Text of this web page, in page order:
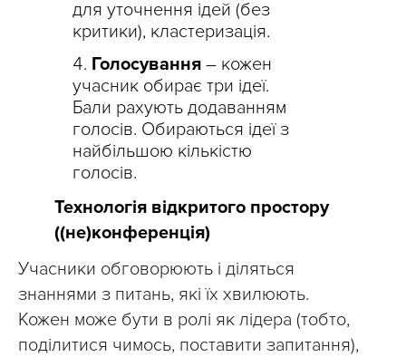
для уточнення ідей (без
критики), кластеризація.
Голосування – кожен
учасник обирає три ідеї.
Бали рахують додаванням
голосів. Обираються ідеї з
найбільшою кількістю
голосів.
Технологія відкритого простору
((не)конференція)
Учасники обговорюють і діляться
знаннями з питань, які їх хвилюють.
Кожен може бути в ролі як лідера (тобто,
поділитися чимось, поставити запитання),